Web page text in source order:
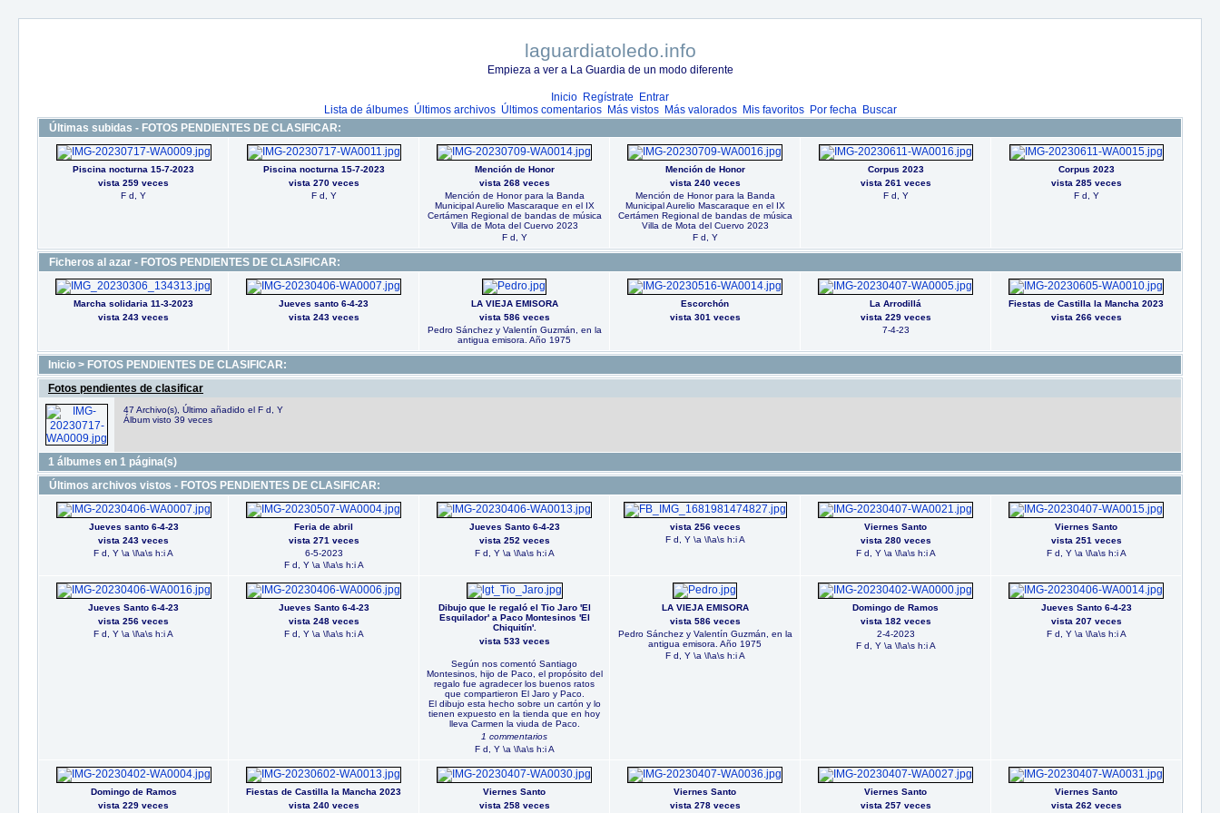
laguardiatoledo.info
Empieza a ver a La Guardia de un modo diferente
Inicio Regístrate
Entrar
Lista de álbumes Últimos archivos Últimos comentarios Más vistos Más valorados Mis favoritos Por fecha
Buscar
Últimas subidas - FOTOS PENDIENTES DE CLASIFICAR:
Piscina nocturna 15-7-2023
vista 259 veces
F d, Y
Piscina nocturna 15-7-2023
vista 270 veces
F d, Y
Mención de Honor
vista 268 veces
Mención de Honor para la Banda
Municipal Aurelio Mascaraque en el IX
Certámen Regional de bandas de música
Villa de Mota del Cuervo 2023
F d, Y
Mención de Honor
vista 240 veces
Mención de Honor para la Banda
Municipal Aurelio Mascaraque en el IX
Certámen Regional de bandas de música
Villa de Mota del Cuervo 2023
F d, Y
Corpus 2023
vista 261 veces
F d, Y
Corpus 2023
vista 285 veces
F d, Y
Ficheros al azar - FOTOS PENDIENTES DE CLASIFICAR:
Marcha solidaria 11-3-2023
vista 243 veces
Jueves santo 6-4-23
vista 243 veces
LA VIEJA EMISORA
vista 586 veces
Pedro Sánchez y Valentín Guzmán, en la
antigua emisora. Año 1975
Escorchón
vista 301 veces
La Arrodillá
vista 229 veces
7-4-23
Fiestas de Castilla la Mancha 2023
vista 266 veces
Inicio > FOTOS PENDIENTES DE CLASIFICAR:
Fotos pendientes de clasificar
47 Archivo(s), Último añadido el F d, Y
Álbum visto 39 veces
1 álbumes en 1 página(s)
Últimos archivos vistos - FOTOS PENDIENTES DE CLASIFICAR:
Jueves santo 6-4-23
vista 243 veces
F d, Y \a \l\a\s h:i A
Feria de abril
vista 271 veces
6-5-2023
F d, Y \a \l\a\s h:i A
Jueves Santo 6-4-23
vista 252 veces
F d, Y \a \l\a\s h:i A
vista 256 veces
F d, Y \a \l\a\s h:i A
Viernes Santo
vista 280 veces
F d, Y \a \l\a\s h:i A
Viernes Santo
vista 251 veces
F d, Y \a \l\a\s h:i A
Jueves Santo 6-4-23
vista 256 veces
F d, Y \a \l\a\s h:i A
Jueves Santo 6-4-23
vista 248 veces
F d, Y \a \l\a\s h:i A
Dibujo que le regaló el Tio Jaro 'El
Esquilador' a Paco Montesinos 'El
Chiquitín'.
vista 533 veces
Según nos comentó Santiago
Montesinos, hijo de Paco, el propósito del
regalo fue agradecer los buenos ratos
que compartieron El Jaro y Paco.
El dibujo esta hecho sobre un cartón y lo
tienen expuesto en la tienda que en hoy
lleva Carmen la viuda de Paco.
1 commentarios
F d, Y \a \l\a\s h:i A
LA VIEJA EMISORA
vista 586 veces
Pedro Sánchez y Valentín Guzmán, en la
antigua emisora. Año 1975
F d, Y \a \l\a\s h:i A
Domingo de Ramos
vista 182 veces
2-4-2023
F d, Y \a \l\a\s h:i A
Jueves Santo 6-4-23
vista 207 veces
F d, Y \a \l\a\s h:i A
Domingo de Ramos
vista 229 veces
Fiestas de Castilla la Mancha 2023
vista 240 veces
Viernes Santo
vista 258 veces
Viernes Santo
vista 278 veces
Viernes Santo
vista 257 veces
Viernes Santo
vista 262 veces